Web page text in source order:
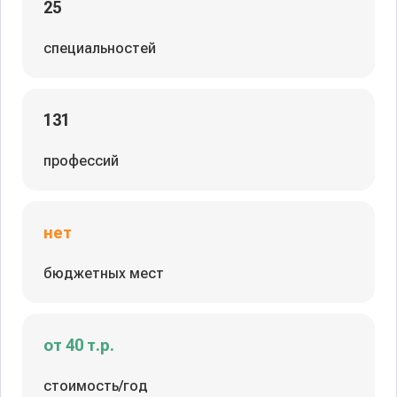
25
специальностей
131
профессий
нет
бюджетных мест
от 40 т.р.
стоимость/год